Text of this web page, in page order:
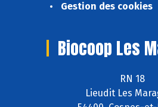
Gestion des cookies
Biocoop Les
RN 18
Lieudit Les